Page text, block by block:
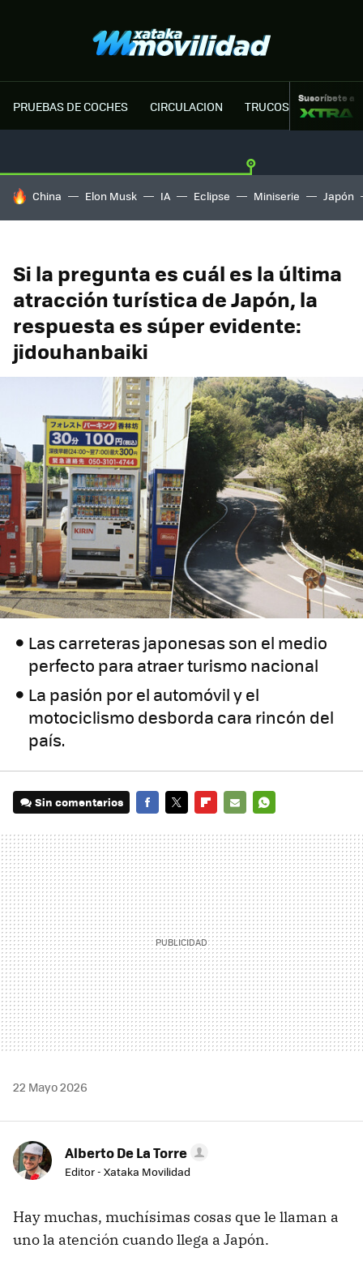
PRUEBAS DE COCHES CIRCULACION TRUCOS MOTOR
Suscríbete a
HOY SE HABLA DE
China Elon Musk IA Eclipse Miniserie Japón
Si la pregunta es cuál es la última
atracción turística de Japón, la
respuesta es súper evidente:
jidouhanbaiki
Las carreteras japonesas son el medio
perfecto para atraer turismo nacional
La pasión por el automóvil y el
motociclismo desborda cara rincón del
país.
Sin comentarios
MAIL
22 Mayo 2026
Alberto De La Torre
Editor - Xataka Movilidad
Hay muchas, muchísimas cosas que le llaman a
uno la atención cuando llega a Japón.